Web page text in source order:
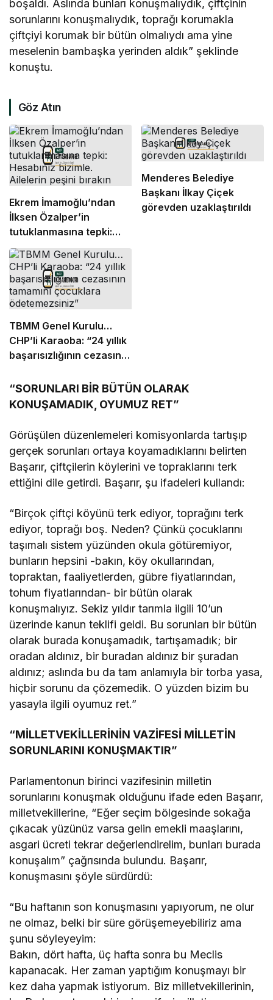
boşaldı. Aslında bunları konuşmalıydık, çiftçinin
sorunlarını konuşmalıydık, toprağı korumakla
çiftçiyi korumak bir bütün olmalıydı ama yine
meselenin bambaşka yerinden aldık” şeklinde
konuştu.
Göz Atın
Ekrem İmamoğlu’ndan
İlksen Özalper’in
tutuklanmasına tepki:
Hesabınız bizimle.
Ailelerin peşini bırakın
Menderes Belediye
Başkanı İlkay Çiçek
görevden uzaklaştırıldı
TBMM Genel Kurulu…
CHP’li Karaoba: “24 yıllık
başarısızlığının cezasının
ödetemezsiniz”
“SORUNLARI BİR BÜTÜN OLARAK
KONUŞAMADIK, OYUMUZ RET”
Görüşülen düzenlemeleri komisyonlarda tartışıp
gerçek sorunları ortaya koyamadıklarını belirten
Başarır, çiftçilerin köylerini ve topraklarını terk
ettiğini dile getirdi. Başarır, şu ifadeleri kullandı:
“Birçok çiftçi köyünü terk ediyor, toprağını terk
ediyor, toprağı boş. Neden? Çünkü çocuklarını
taşımalı sistem yüzünden okula götüremiyor,
bunların hepsini -bakın, köy okullarından,
topraktan, faaliyetlerden, gübre fiyatlarından,
tohum fiyatlarından- bir bütün olarak
konuşmalıyız. Sekiz yıldır tarımla ilgili 10’un
üzerinde kanun teklifi geldi. Bu sorunları bir bütün
olarak burada konuşamadık, tartışamadık; bir
oradan aldınız, bir buradan aldınız bir şuradan
aldınız; aslında bu da tam anlamıyla bir torba yasa,
hiçbir sorunu da çözemedik. O yüzden bizim bu
yasayla ilgili oyumuz ret.”
“MİLLETVEKİLLERİNİN VAZİFESİ MİLLETİN
SORUNLARINI KONUŞMAKTIR”
Parlamentonun birinci vazifesinin milletin
sorunlarını konuşmak olduğunu ifade eden Başarır,
milletvekillerine, “Eğer seçim bölgesinde sokağa
çıkacak yüzünüz varsa gelin emekli maaşlarını,
asgari ücreti tekrar değerlendirelim, bunları burada
konuşalım” çağrısında bulundu. Başarır,
konuşmasını şöyle sürdürdü:
“Bu haftanın son konuşmasını yapıyorum, ne olur
ne olmaz, belki bir süre görüşemeyebiliriz ama
şunu söyleyeyim:
Bakın, dört hafta, üç hafta sonra bu Meclis
kapanacak. Her zaman yaptığım konuşmayı bir
kez daha yapmak istiyorum. Biz milletvekillerinin,